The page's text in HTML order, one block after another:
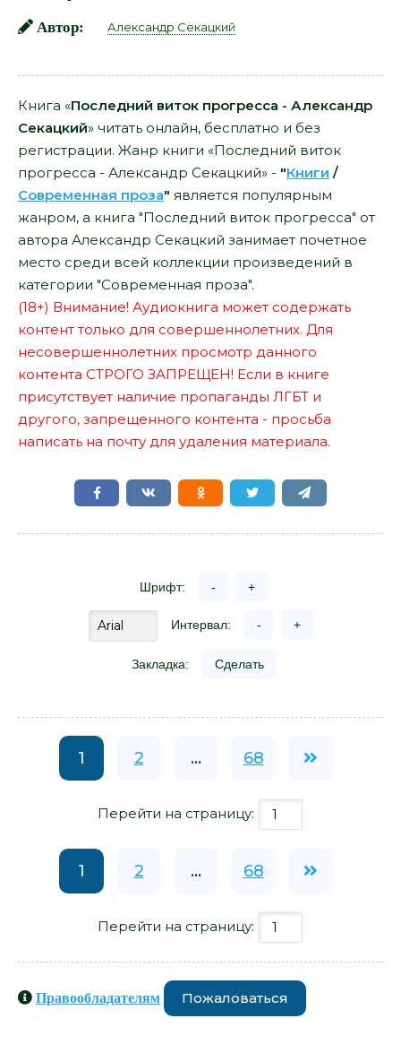
Автор: Александр Секацкий
Книга «Последний виток прогресса - Александр
Секацкий» читать онлайн, бесплатно и без
регистрации. Жанр книги «Последний виток
прогресса - Александр Секацкий» - "Книги /
Современная проза" является популярным
жанром, а книга "Последний виток прогресса" от
автора Александр Секацкий занимает почетное
место среди всей коллекции произведений в
категории "Современная проза".
(18+) Внимание! Аудиокнига может содержать
контент только для совершеннолетних. Для
несовершеннолетних просмотр данного
контента СТРОГО ЗАПРЕЩЕН! Если в книге
присутствует наличие пропаганды ЛГБТ и
другого, запрещенного контента - просьба
написать на почту для удаления материала.
Шрифт: - +
Интервал: - +
Закладка: Сделать
1 2 ... 68
Перейти на страницу:
1 2 ... 68
Перейти на страницу:
Правообладателям Пожаловаться